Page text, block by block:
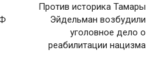
Против историка Тамары
Эйдельман возбудили
уголовное дело о
реабилитации нацизма